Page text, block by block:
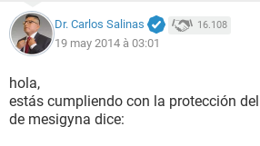
Dr. Carlos Salinas 16.108
19 may 2014 à 03:01
hola,
estás cumpliendo con la protección
de mesigyna dice: